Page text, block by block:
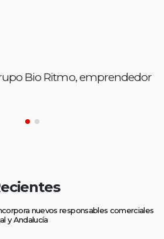
Bio Ritmo, emprendedor
nuevos responsables comerciales
y Andalucía